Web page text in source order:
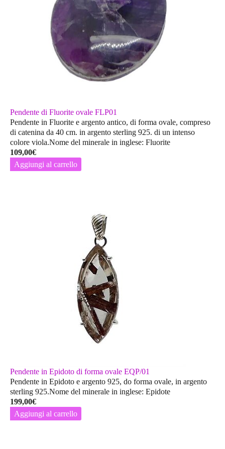
Pendente di Fluorite ovale FLP01
Pendente in Fluorite e argento antico, di forma ovale, compreso
di catenina da 40 cm. in argento sterling 925. di un intenso
colore viola.Nome del minerale in inglese: Fluorite
109,00€
Aggiungi al carrello
Pendente in Epidoto di forma ovale EQP/01
Pendente in Epidoto e argento 925, do forma ovale, in argento
sterling 925.Nome del minerale in inglese: Epidote
199,00€
Aggiungi al carrello